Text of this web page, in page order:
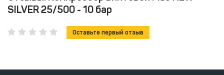
SILVER 25/500 - 10 бар
Оставьте первый отзыв